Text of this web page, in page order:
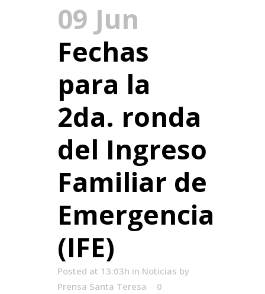
09 Jun
Fechas
para la
2da. ronda
del Ingreso
Familiar de
Emergencia
(IFE)
Posted at 13:03h in Noticias by
Prensa Santa Teresa
0